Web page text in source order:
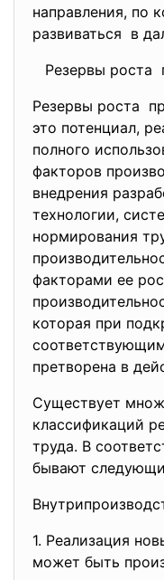
направления, по
развиваться в
Резервы роста
Резервы роста
это потенциал,
полного
факторов
внедрения
технологии,
нормирования
факторами ее
которая при
претворена в
Существует
классификаций
труда. В
бывают
1. Реализация
может быть